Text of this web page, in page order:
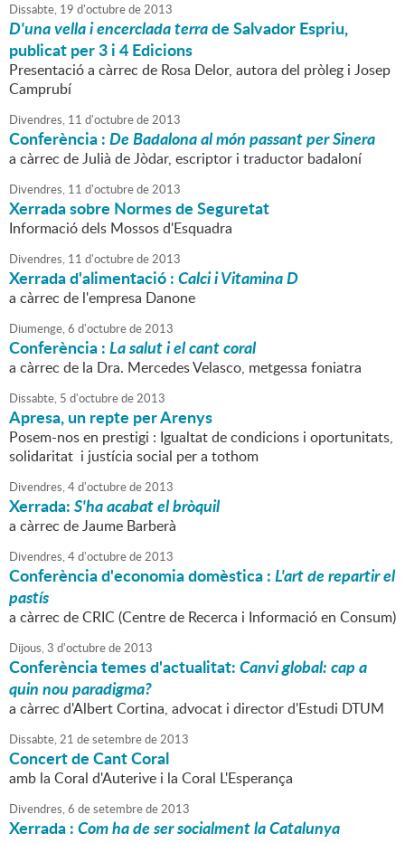
Dissabte, 19 d'octubrede2013
D'una vella i encerclada terrade Salvador Espriu,
publicat per 3 i 4 Edicions
Presentació a càrrec de Rosa Delor, autora del pròleg i Josep
Camprubí
Divendres, 11 d'octubrede2013
Conferència :De Badalona al món passant per Sinera
a càrrec de Julià de Jòdar, escriptor i traductor badaloní
Divendres, 11 d'octubrede2013
Xerrada sobre Normes de Seguretat
Informació dels Mossos d'Esquadra
Divendres, 11 d'octubrede2013
Xerrada d'alimentació :Calci i Vitamina D
a càrrec de l'empresa Danone
Diumenge,6 d'octubrede2013
Conferència :La salut i el cant coral
a càrrec de la Dra. Mercedes Velasco, metgessa foniatra
Dissabte, 5 d'octubrede2013
Apresa, un repte per Arenys
Posem-nos en prestigi : Igualtat de condicions i oportunitats,
solidaritat i justícia social per a tothom
Divendres,4d'octubrede2013
Xerrada:S'ha acabat el bròquil
a càrrec de Jaume Barberà
Divendres,4d'octubrede2013
Conferència d'economia domèstica :L'art de repartir el
pastís
a càrrec de CRIC (Centre de Recerca i Informació en Consum)
Dijous,3 d'octubrede2013
Conferència temes d'actualitat:Canvi global: cap a
quin nou paradigma?
a càrrec d'Albert Cortina, advocat i director d'Estudi DTUM
Dissabte,21 desetembrede2013
Concert de Cant Coral
amb la Coral d'Auterive i la Coral L'Esperança
Divendres,6 desetembrede2013
Xerrada :Com ha de ser socialment la Catalunya